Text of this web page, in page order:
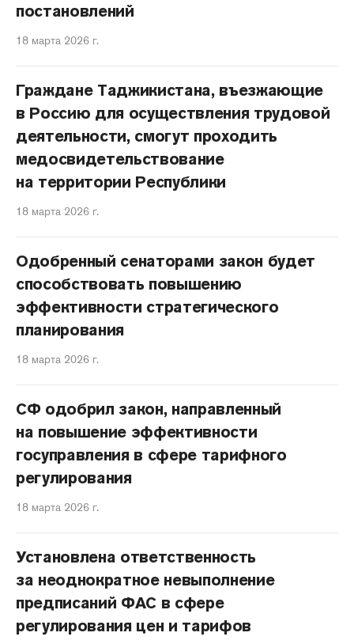
постановлений
18 марта 2026 г.
Граждане Таджикистана, въезжающие
в Россию для осуществления трудовой
деятельности, смогут проходить
медосвидетельствование
на территории Республики
18 марта 2026 г.
Одобренный сенаторами закон будет
способствовать повышению
эффективности стратегического
планирования
18 марта 2026 г.
СФ одобрил закон, направленный
на повышение эффективности
госуправления в сфере тарифного
регулирования
18 марта 2026 г.
Установлена ответственность
за неоднократное невыполнение
предписаний ФАС в сфере
регулирования цен и тарифов